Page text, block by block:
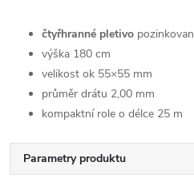
čtyřhranné pletivo
výška 180 cm
velikost ok 55×55 mm
průměr drátu 2,00 mm
kompaktní role o délce 25 m
Parametry produktu